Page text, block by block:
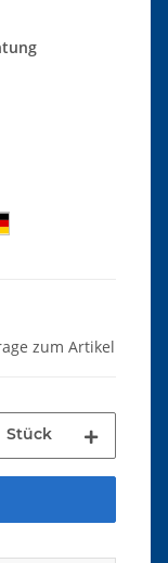
zum Artikel
Stück